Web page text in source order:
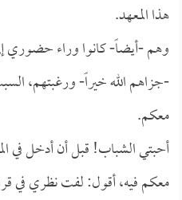
هذا المعهد.
وهم -أيضاً- كانوا وراء حضوري
-جزاهم الله خيراً- ورغبتهم،
معكم.
أحبتي الشباب! قبل أن أدخل في
معكم فيه، أقول: لفت نظري في